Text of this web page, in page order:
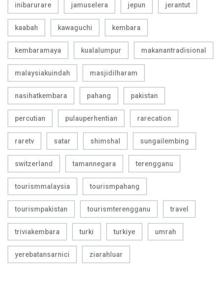
inibarurare jamuselera jepun jerantut
kaabah kawaguchi kembara
kembaramaya kualalumpur makanantradisional
malaysiakuindah masjidilharam
nasihatkembara pahang pakistan
percutian pulauperhentian rarecation
raretv satar shimshal sungailembing
switzerland tamannegara terengganu
tourismmalaysia tourismpahang
tourismpakistan tourismterengganu travel
triviakembara turki turkiye umrah
yerebatansarnici ziarahluar